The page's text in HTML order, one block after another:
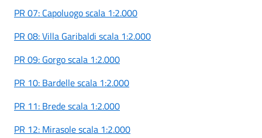
PR 07: Capoluogo scala 1:2.000
PR 08: Villa Garibaldi scala 1:2.000
PR 09: Gorgo scala 1:2.000
PR 10: Bardelle scala 1:2.000
PR 11: Brede scala 1:2.000
PR 12: Mirasole scala 1:2.000